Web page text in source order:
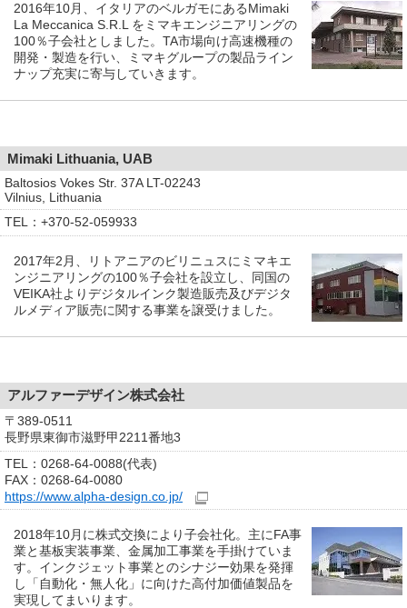
2016年10月、イタリアのベルガモにあるMimaki
La Meccanica S.R.L をミマキエンジニアリングの
100％子会社としました。TA市場向け高速機種の
開発・製造を行い、ミマキグループの製品ライン
ナップ充実に寄与していきます。
Mimaki Lithuania, UAB
Baltosios Vokes Str. 37A LT-02243
Vilnius, Lithuania
TEL：+370-52-059933
2017年2月、リトアニアのビリニュスにミマキエ
ンジニアリングの100％子会社を設立し、同国の
VEIKA社よりデジタルインク製造販売及びデジタ
ルメディア販売に関する事業を譲受けました。
アルファーデザイン株式会社
〒389-0511
長野県東御市滋野甲2211番地3
TEL：0268-64-0088(代表)
FAX：0268-64-0080
https://www.alpha-design.co.jp/
2018年10月に株式交換により子会社化。主にFA事
業と基板実装事業、金属加工事業を手掛けていま
す。インクジェット事業とのシナジー効果を発揮
し「自動化・無人化」に向けた高付加価値製品を
実現してまいります。